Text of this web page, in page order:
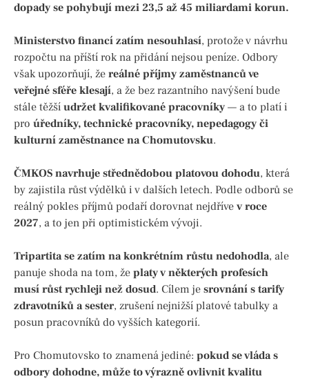
dopady se pohybují mezi 23,5 až 45 miliardami korun.
Ministerstvo financí zatím nesouhlasí, protože v návrhu
rozpočtu na příští rok na přidání nejsou peníze. Odbory
však upozorňují, že reálné příjmy zaměstnanců ve
veřejné sféře klesají, a že bez razantního navýšení bude
stále těžší udržet kvalifikované pracovníky — a to platí i
pro úředníky, technické pracovníky, nepedagogy či
kulturní zaměstnance na Chomutovsku.
ČMKOS navrhuje střednědobou platovou dohodu, která
by zajistila růst výdělků i v dalších letech. Podle odborů se
reálný pokles příjmů podaří dorovnat nejdříve v roce
2027, a to jen při optimistickém vývoji.
Tripartita se zatím na konkrétním růstu nedohodla, ale
panuje shoda na tom, že platy v některých profesích
musí růst rychleji než dosud. Cílem je srovnání s tarify
zdravotníků a sester, zrušení nejnižší platové tabulky a
posun pracovníků do vyšších kategorií.
Pro Chomutovsko to znamená jediné: pokud se vláda s
odbory dohodne, může to výrazně ovlivnit kvalitu